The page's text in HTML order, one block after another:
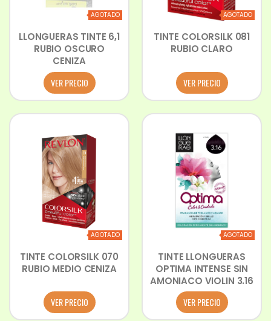
AGOTADO
LLONGUERAS TINTE 6,1
RUBIO OSCURO
CENIZA
VER PRECIO
AGOTADO
TINTE COLORSILK 081
RUBIO CLARO
VER PRECIO
AGOTADO
TINTE COLORSILK 070
RUBIO MEDIO CENIZA
VER PRECIO
AGOTADO
TINTE LLONGUERAS
OPTIMA INTENSE SIN
AMONIACO VIOLIN 3.16
VER PRECIO